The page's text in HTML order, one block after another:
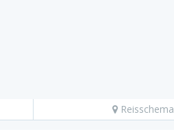
Reisschema